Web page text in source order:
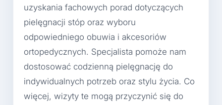
uzyskania fachowych porad dotyczących
pielęgnacji stóp oraz wyboru
odpowiedniego obuwia i akcesoriów
ortopedycznych. Specjalista pomoże nam
dostosować codzienną pielęgnację do
indywidualnych potrzeb oraz stylu życia. Co
więcej, wizyty te mogą przyczynić się do